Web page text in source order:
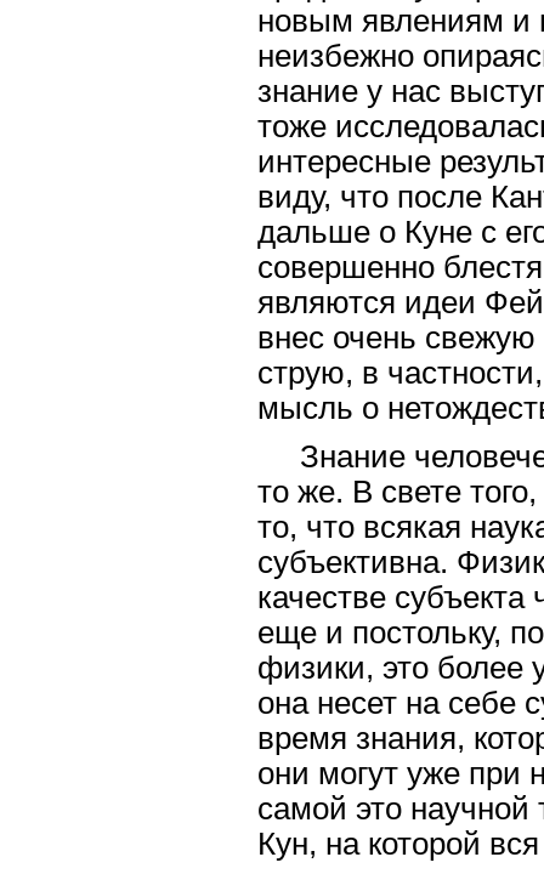
новым явлениям и
неизбежно
знание у нас
тоже
интересные
виду, что после
дальше о Куне с
совершенно
являются идеи
внес очень
струю, в
мысль о
Знание
то же. В свете
то, что всякая
субъективна.
качестве субъекта
еще и постольку,
физики, это более
она несет на себе
время знания,
они могут уже при
самой это научной
Кун, на которой